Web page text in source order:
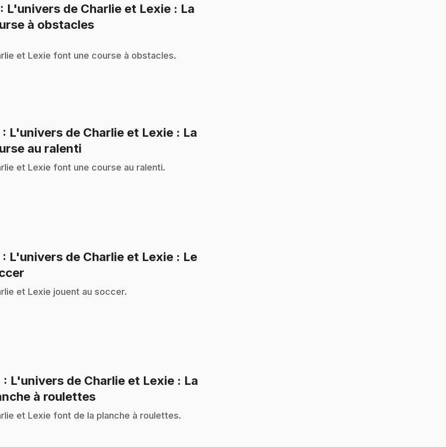
: L'univers de Charlie et Lexie : La
à obstacles.
et Lexie font une course à obstacles.
: L'univers de Charlie et Lexie : La
au ralenti
et Lexie font une course au ralenti.
: L'univers de Charlie et Lexie : Le
et Lexie jouent au soccer.
: L'univers de Charlie et Lexie : La
à roulettes.
et Lexie font de la planche à roulettes.